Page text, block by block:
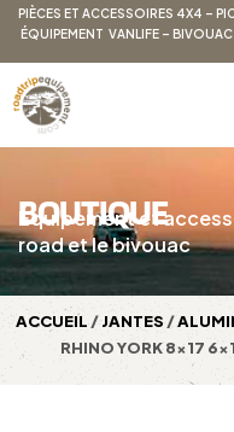
PIÈCES ET ACCESSOIRES 4X4 –
ÉQUIPEMENT VANLIFE – BIVOUAC
BOUTIQUE
Équipement et
road et le bivouac
ACCUEIL /JANTES /
RHINO YORK 8×17